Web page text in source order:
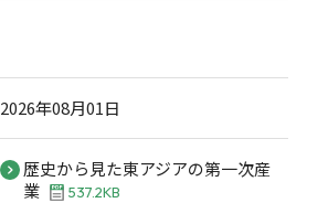
2026年08月01日
歴史から見た東アジアの第一次産
業
537.2KB